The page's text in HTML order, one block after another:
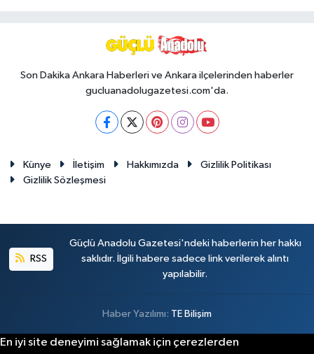
Son Dakika Ankara Haberleri ve Ankara ilçelerinden haberler
gucluanadolugazetesi.com'da.
Künye İletişim Hakkımızda
Gizlilik Politikası
Gizlilik Sözleşmesi
RSS
Güçlü Anadolu Gazetesi'ndeki haberlerin her hakkı
saklıdır. İlgili habere sadece link verilerek alıntı
yapılabilir.
Haber Yazılımı: TE Bilişim
En iyi site deneyimi sağlamak için çerezlerden